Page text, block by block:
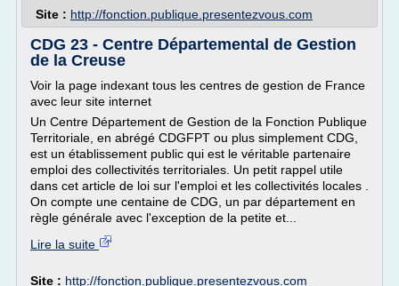
Site : http://fonction.publique.presentezvous.com
CDG 23 - Centre Départemental de Gestion
de la Creuse
Voir la page indexant tous les centres de gestion de France
avec leur site internet
Un Centre Département de Gestion de la Fonction Publique
Territoriale, en abrégé CDGFPT ou plus simplement CDG,
est un établissement public qui est le véritable partenaire
emploi des collectivités territoriales. Un petit rappel utile
dans cet article de loi sur l'emploi et les collectivités locales .
On compte une centaine de CDG, un par département en
règle générale avec l'exception de la petite et...
Lire la suite
Site : http://fonction.publique.presentezvous.com